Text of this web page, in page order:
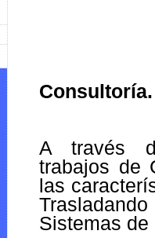
Consultoría.
A través
trabajos de
las
Sistemas de